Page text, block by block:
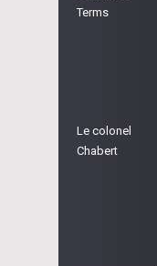
Terms
Le colonel
Chabert